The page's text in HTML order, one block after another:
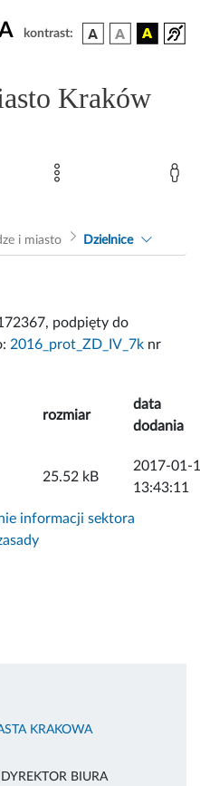
kontrast:
Kraków
i miasto Dzielnice
podpięty do
2016_prot_ZD_IV_7k nr
rozmiar
data
dodania
25.52 kB
2017-01-
13:43:11
informacji sektora
KRAKOWA
BIURA